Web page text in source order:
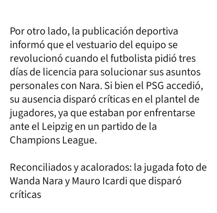
Por otro lado, la publicación deportiva
informó que el vestuario del equipo se
revolucionó cuando el futbolista pidió tres
días de licencia para solucionar sus asuntos
personales con Nara. Si bien el PSG accedió,
su ausencia disparó críticas en el plantel de
jugadores, ya que estaban por enfrentarse
ante el Leipzig en un partido de la
Champions League.
Reconciliados y acalorados: la jugada foto de
Wanda Nara y Mauro Icardi que disparó
críticas